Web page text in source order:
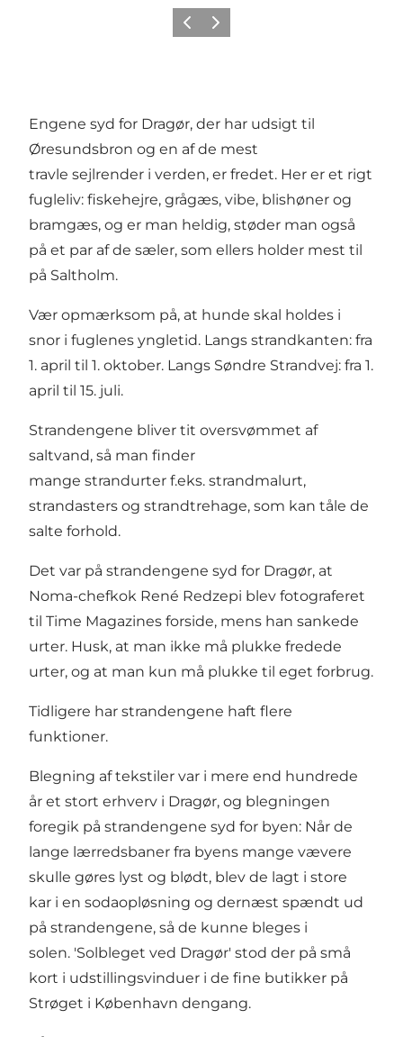
Forrige billede
Næste billede
Engene syd for Dragør, der har udsigt til
Øresundsbron og en af de mest
travle sejlrender i verden, er fredet. Her er et rigt
fugleliv: fiskehejre, grågæs, vibe, blishøner og
bramgæs, og er man heldig, støder man også
på et par af de sæler, som ellers holder mest til
på Saltholm.
Vær opmærksom på, at hunde skal holdes i
snor i fuglenes yngletid. Langs strandkanten: fra
1. april til 1. oktober. Langs Søndre Strandvej: fra 1.
april til 15. juli.
Strandengene bliver tit oversvømmet af
saltvand, så man finder
mange strandurter f.eks. strandmalurt,
strandasters og strandtrehage, som kan tåle de
salte forhold.
Det var på strandengene syd for Dragør, at
Noma-chefkok René Redzepi blev fotograferet
til Time Magazines forside, mens han sankede
urter. Husk, at man ikke må plukke fredede
urter, og at man kun må plukke til eget forbrug.
Tidligere har strandengene haft flere
funktioner.
Blegning af tekstiler var i mere end hundrede
år et stort erhverv i Dragør, og blegningen
foregik på strandengene syd for byen: Når de
lange lærredsbaner fra byens mange vævere
skulle gøres lyst og blødt, blev de lagt i store
kar i en sodaopløsning og dernæst spændt ud
på strandengene, så de kunne bleges i
solen. 'Solbleget ved Dragør' stod der på små
kort i udstillingsvinduer i de fine butikker på
Strøget i København dengang.